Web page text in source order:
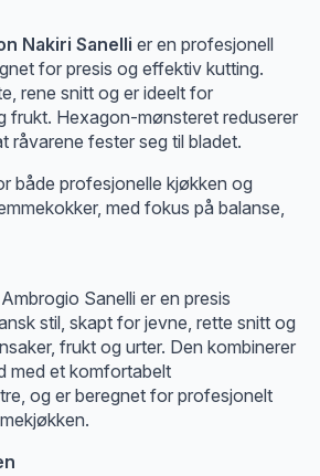
Nakiri Sanelli er en profesjonell
for presis og effektiv kutting.
rene snitt og er ideelt for
frukt. Hexagon-mønsteret reduserer
råvarene fester seg til bladet.
både profesjonelle kjøkken og
med fokus på balanse,
Sanelli er en presis
stil, skapt for jevne, rette snitt og
frukt og urter. Den kombinerer
med et komfortabelt
og er beregnet for profesjonelt